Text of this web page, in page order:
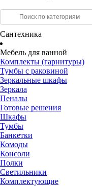
Сантехника
Мебель для ванной
Комплекты (гарнитуры)
Тумбы с раковиной
Зеркальные шкафы
Зеркала
Пеналы
Готовые решения
Шкафы
Тумбы
Банкетки
Комоды
Консоли
Полки
Светильники
Комплектующие